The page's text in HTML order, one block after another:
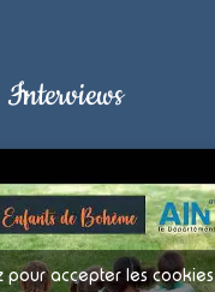
Interviews
pour accepter les cookies